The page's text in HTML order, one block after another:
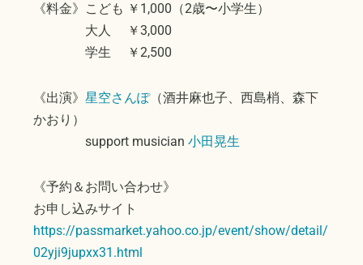
《料金》こども ￥1,000（2歳〜小学生）
大人 ￥3,000
学生 ￥2,500
《出演》 星空さんぽ（酒井麻也子、西島梢、森下
かおり）
support musician 小田晃生
《予約＆お問い合わせ》
お申し込みサイト
https://passmarket.yahoo.co.jp/event/show/detail/
02yji9jupxx31.html